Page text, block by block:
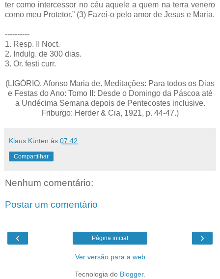
ter como intercessor no céu aquele a quem na terra venero
como meu Protetor.” (3) Fazei-o pelo amor de Jesus e Maria.
----------
1. Resp. II Noct.
2. Indulg. de 300 dias.
3. Or. festi curr.
(LIGÓRIO, Afonso Maria de. Meditações: Para todos os Dias
e Festas do Ano: Tomo II: Desde o Domingo da Páscoa até
a Undécima Semana depois de Pentecostes inclusive.
Friburgo: Herder & Cia, 1921, p. 44-47.)
Klaus Kürten às 07:42
Compartilhar
Nenhum comentário:
Postar um comentário
‹ ›
Página inicial
Ver versão para a web
Tecnologia do Blogger.